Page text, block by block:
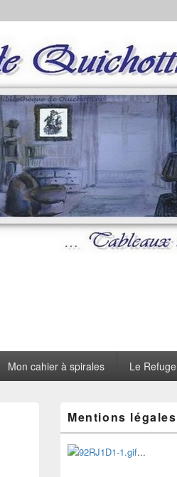
Mon cahier à spirales Le Refuge
principale
de
widget
pour
Mentions légales
...